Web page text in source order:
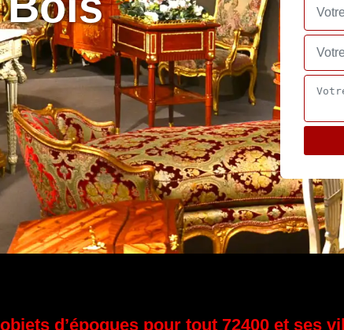
d’époques pour tout 72400 et ses